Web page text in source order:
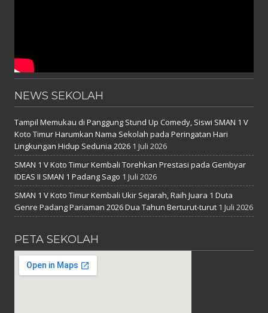
NEWS SEKOLAH
Tampil Memukau di Panggung Stund Up Comedy, Siswi SMAN 1 V
Koto Timur Harumkan Nama Sekolah pada Peringatan Hari
Lingkungan Hidup Sedunia 2026 1 Juli 2026
SMAN 1 V Koto Timur Kembali Torehkan Prestasi pada Gembyar
IDEAS II SMAN 1 Padang Sago 1 Juli 2026
SMAN 1 V Koto Timur Kembali Ukir Sejarah, Raih Juara 1 Duta
Genre Padang Pariaman 2026 Dua Tahun Berturut-turut 1 Juli 2026
PETA SEKOLAH